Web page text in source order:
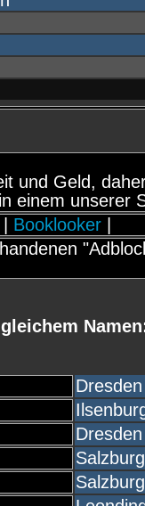
und Geld,
einem unserer
Booklooker
Dresden
Dresden
Salzburg
Salzburg